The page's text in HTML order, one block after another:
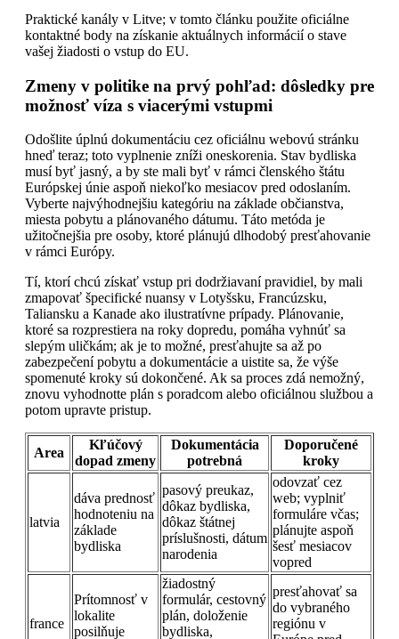
Praktické kanály v Litve; v tomto článku použite oficiálne
kontaktné body na získanie aktuálnych informácií o stave
vašej žiadosti o vstup do EU.
Zmeny v politike na prvý pohľad: dôsledky pre
možnosť víza s viacerými vstupmi
Odošlite úplnú dokumentáciu cez oficiálnu webovú stránku
hneď teraz; toto vyplnenie zníži oneskorenia. Stav bydliska
musí byť jasný, a by ste mali byť v rámci členského štátu
Európskej únie aspoň niekoľko mesiacov pred odoslaním.
Vyberte najvýhodnejšiu kategóriu na základe občianstva,
miesta pobytu a plánovaného dátumu. Táto metóda je
užitočnejšia pre osoby, ktoré plánujú dlhodobý presťahovanie
v rámci Európy.
Tí, ktorí chcú získať vstup pri dodržiavaní pravidiel, by mali
zmapovať špecifické nuansy v Lotyšsku, Francúzsku,
Taliansku a Kanade ako ilustratívne prípady. Plánovanie,
ktoré sa rozprestiera na roky dopredu, pomáha vyhnúť sa
slepým uličkám; ak je to možné, presťahujte sa až po
zabezpečení pobytu a dokumentácie a uistite sa, že výše
spomenuté kroky sú dokončené. Ak sa proces zdá nemožný,
znovu vyhodnotte plán s poradcom alebo oficiálnou službou a
potom upravte pristup.
Area
Kľúčový
dopad zmeny
Dokumentácia
potrebná
Doporučené
kroky
latvia
dáva prednosť
hodnoteniu na
základe
bydliska
pasový preukaz,
dôkaz bydliska,
dôkaz štátnej
príslušnosti, dátum
narodenia
odovzať cez
web; vyplniť
formuláre včas;
plánujte aspoň
šesť mesiacov
vopred
france
Prítomnosť v
lokalite
posilňuje
žiadostný
formulár, cestovný
plán, doloženie
bydliska,
presťahovať sa
do vybraného
regiónu v